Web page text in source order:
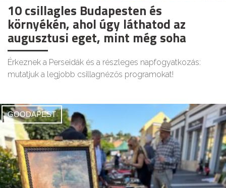
10 csillagles Budapesten és
környékén, ahol úgy láthatod az
augusztusi eget, mint még soha
Érkeznek a Perseidák és a részleges napfogyatkozás:
mutatjuk a legjobb csillagnézős programokat!
GOODAPEST